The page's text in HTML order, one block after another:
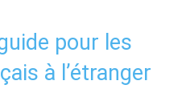
pour les
à l’étranger